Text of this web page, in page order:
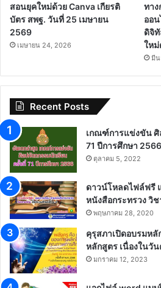
สอนยุคใหม่ด้วย Canva เกียรติ
บัตร สพฐ. วันที่ 25 เมษายน
2569
เมษายน 24, 2026
ทาง
ออน
ดิจิ
ใหม่
มี
Recent Posts
เกณฑ์การแข่งขัน ศิ
71 ปีการศึกษา 2566
ตุลาคม 5, 2022
ดาวน์โหลดไฟล์ฟรี
หนังสือกระทรวง วิ
พฤษภาคม 28, 2020
คุรุสภาเปิดอบรมห
หลักสูตร เนื่องในวั
มกราคม 12, 2023